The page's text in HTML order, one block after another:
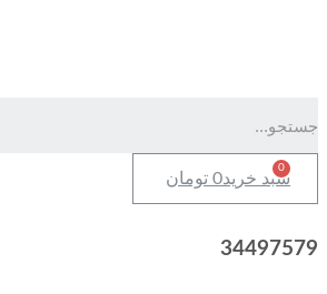
0 تومان سبد خرید
34497579